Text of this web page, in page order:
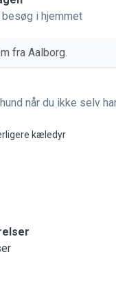
i hjemmet
fra Aalborg.
når du ikke selv
kæledyr